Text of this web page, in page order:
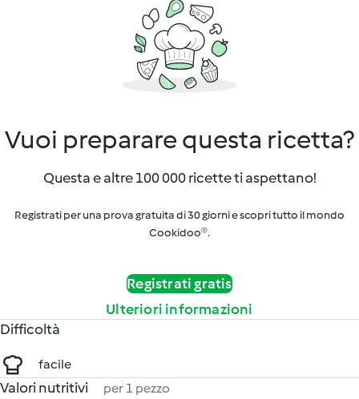
Vuoi preparare questa ricetta?
Questa e altre 100 000 ricette ti aspettano!
Registrati per una prova gratuita di 30 giorni e scopri tutto il mondo
Cookidoo®.
Registrati gratis
Ulteriori informazioni
Difficoltà
facile
Valori nutritivi per 1 pezzo